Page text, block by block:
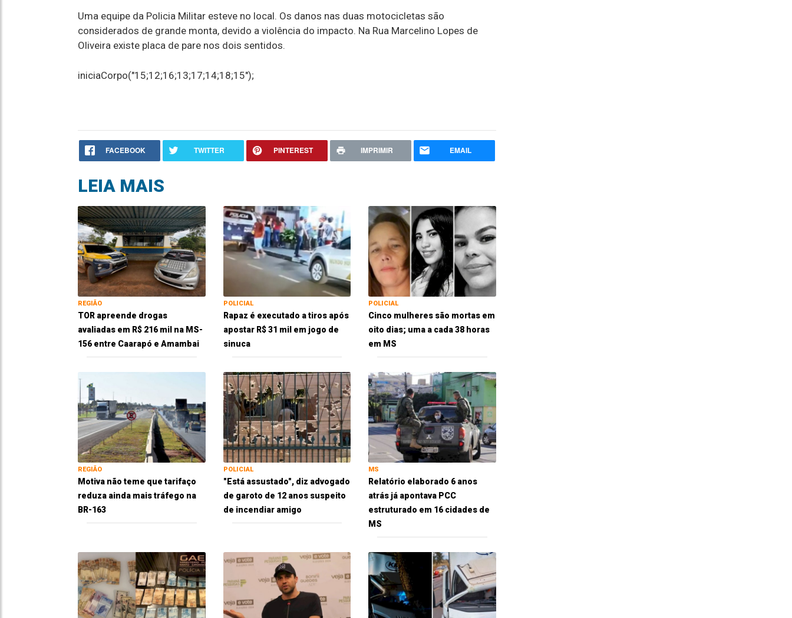
Uma equipe da Policia Militar esteve no local. Os danos nas duas motocicletas são
considerados de grande monta, devido a violência do impacto. Na Rua Marcelino Lopes de
Oliveira existe placa de pare nos dois sentidos.
iniciaCorpo("15;12;16;13;17;14;18;15");
FACEBOOK TWITTER PINTEREST IMPRIMIR EMAIL
LEIA MAIS
REGIÃO
TOR apreende drogas
avaliadas em R$ 216 mil na MS-
156 entre Caarapó e Amambai
POLICIAL
Rapaz é executado a tiros após
apostar R$ 31 mil em jogo de
sinuca
POLICIAL
Cinco mulheres são mortas em
oito dias; uma a cada 38 horas
em MS
REGIÃO
Motiva não teme que tarifaço
reduza ainda mais tráfego na
BR-163
POLICIAL
"Está assustado", diz advogado
de garoto de 12 anos suspeito
de incendiar amigo
MS
Relatório elaborado 6 anos
atrás já apontava PCC
estruturado em 16 cidades de
MS